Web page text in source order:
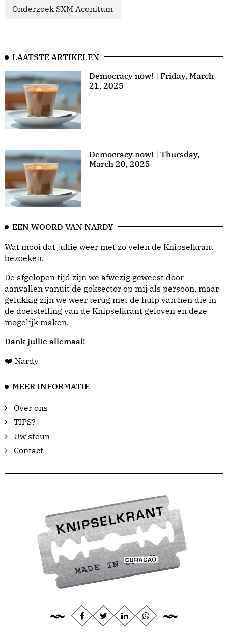
Onderzoek SXM Aconitum
LAATSTE ARTIKELEN
Democracy now! | Friday, March
21, 2025
Democracy now! | Thursday,
March 20, 2025
EEN WOORD VAN NARDY
Wat mooi dat jullie weer met zo velen de Knipselkrant
bezoeken.
De afgelopen tijd zijn we afwezig geweest door
aanvallen vanuit de goksector op mij als persoon, maar
gelukkig zijn we weer terug met de hulp van hen die in
de doelstelling van de Knipselkrant geloven en deze
mogelijk maken.
Dank jullie allemaal!
❤️ Nardy
MEER INFORMATIE
Over ons
TIPS?
Uw steun
Contact